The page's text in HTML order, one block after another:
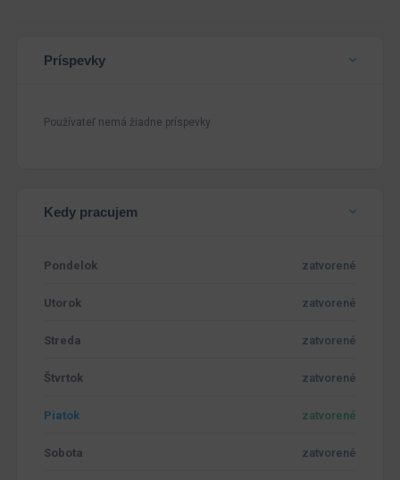
Príspevky
Používateľ nemá žiadne príspevky
Kedy pracujem
Pondelok zatvorené
Utorok zatvorené
Streda zatvorené
Štvrtok zatvorené
Piatok zatvorené
Sobota zatvorené